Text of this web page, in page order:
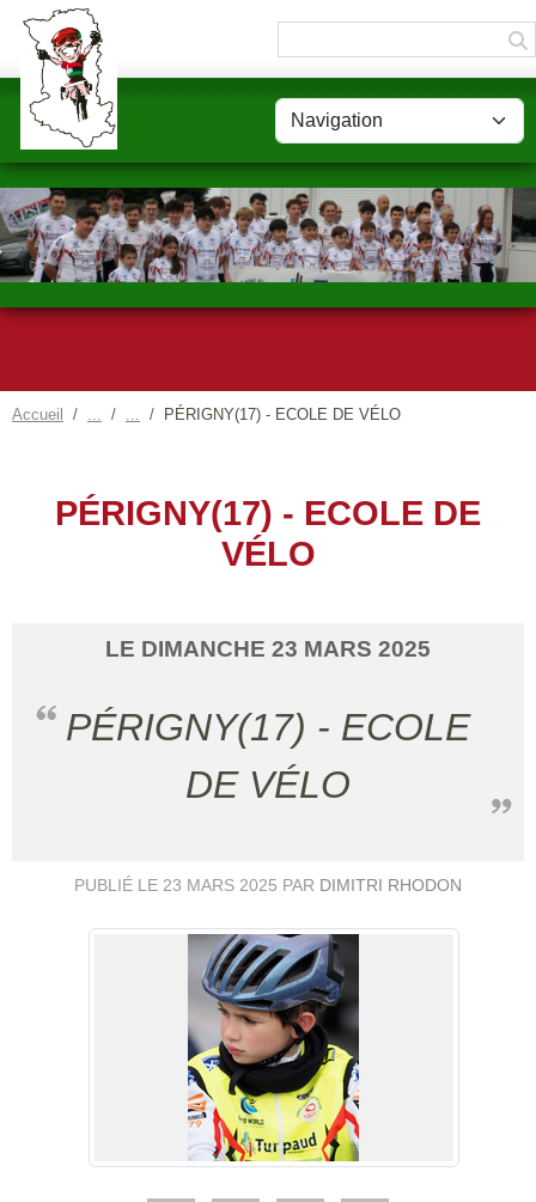
Accueil PÉRIGNY(17) - ECOLE DE VÉLO
PÉRIGNY(17) - ECOLE DE
VÉLO
LE DIMANCHE 23 MARS 2025
PÉRIGNY(17) - ECOLE
DE VÉLO
PUBLIÉ LE 23 MARS 2025 PAR DIMITRI RHODON
Panneau de gestion des cookies